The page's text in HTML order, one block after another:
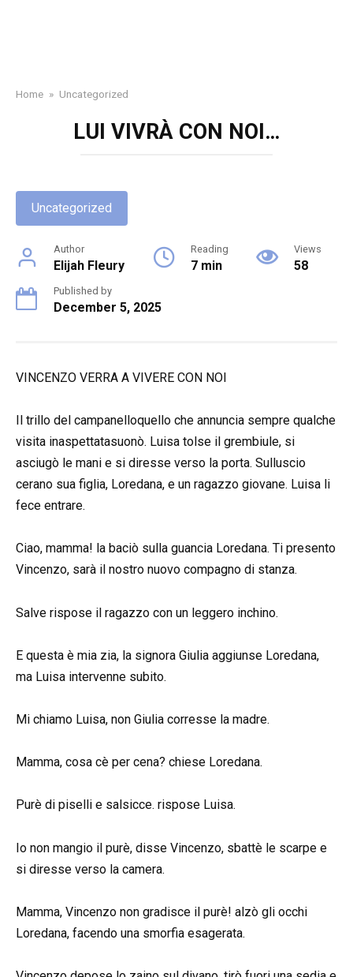
Home » Uncategorized
LUI VIVRÀ CON NOI…
Uncategorized
Author
Elijah Fleury
Reading
7 min
Views
58
Published by
December 5, 2025
VINCENZO VERRA A VIVERE CON NOI
Il trillo del campanelloquello che annuncia sempre qualche
visita inaspettatasuonò. Luisa tolse il grembiule, si
asciugò le mani e si diresse verso la porta. Sulluscio
cerano sua figlia, Loredana, e un ragazzo giovane. Luisa li
fece entrare.
Ciao, mamma! la baciò sulla guancia Loredana. Ti presento
Vincenzo, sarà il nostro nuovo compagno di stanza.
Salve rispose il ragazzo con un leggero inchino.
E questa è mia zia, la signora Giulia aggiunse Loredana,
ma Luisa intervenne subito.
Mi chiamo Luisa, non Giulia corresse la madre.
Mamma, cosa cè per cena? chiese Loredana.
Purè di piselli e salsicce. rispose Luisa.
Io non mangio il purè, disse Vincenzo, sbattè le scarpe e
si diresse verso la camera.
Mamma, Vincenzo non gradisce il purè! alzò gli occhi
Loredana, facendo una smorfia esagerata.